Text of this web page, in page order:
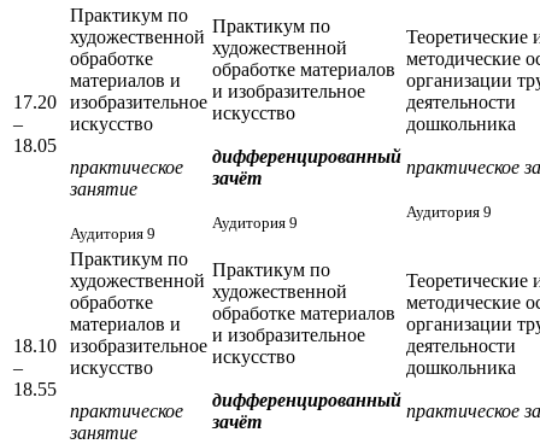
17.20
–
18.05
Практикум по
художественной
обработке
материалов и
изобразительное
искусство
практическое
занятие
Аудитория 9
Практикум по
художественной
обработке материалов
и изобразительное
искусство
дифференцированный
зачёт
Аудитория 9
Теоретические
методические
организации
деятельности
дошкольника
практическое
Аудитория 9
18.10
–
18.55
Практикум по
художественной
обработке
материалов и
изобразительное
искусство
практическое
занятие
Практикум по
художественной
обработке материалов
и изобразительное
искусство
дифференцированный
зачёт
Теоретические
методические
организации
деятельности
дошкольника
практическое